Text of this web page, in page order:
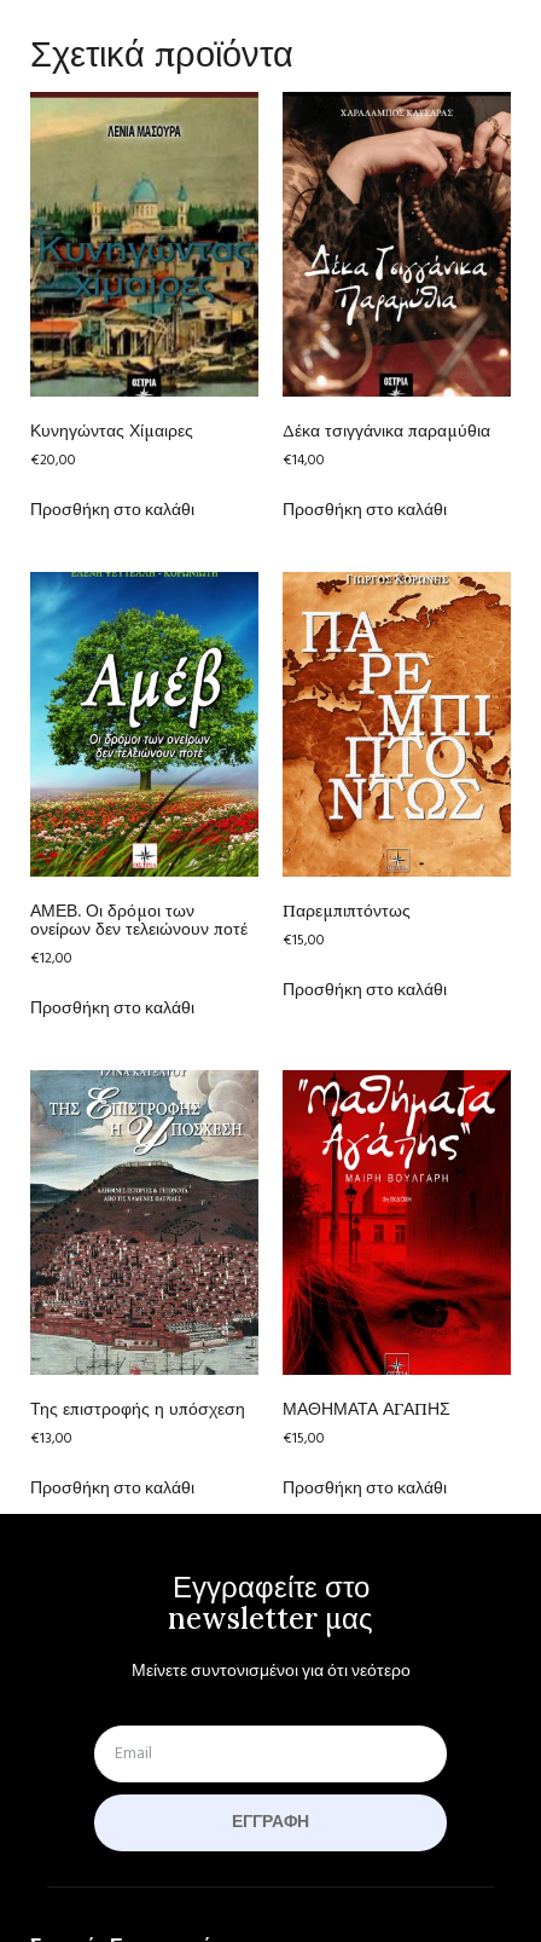
Σχετικά προϊόντα
Κυνηγώντας Χίμαιρες
€20,00
Προσθήκη στο καλάθι
Δέκα τσιγγάνικα παραμύθια
€14,00
Προσθήκη στο καλάθι
ΑΜΕΒ. Οι δρόμοι των
ονείρων δεν τελειώνουν ποτέ
€12,00
Προσθήκη στο καλάθι
Παρεμπιπτόντως
€15,00
Προσθήκη στο καλάθι
Της επιστροφής η υπόσχεση
€13,00
Προσθήκη στο καλάθι
ΜΑΘΗΜΑΤΑ ΑΓΑΠΗΣ
€15,00
Προσθήκη στο καλάθι
Εγγραφείτε στο
newsletter μας
Μείνετε συντονισμένοι για ότι νεότερο
ΕΓΓΡΑΦΉ